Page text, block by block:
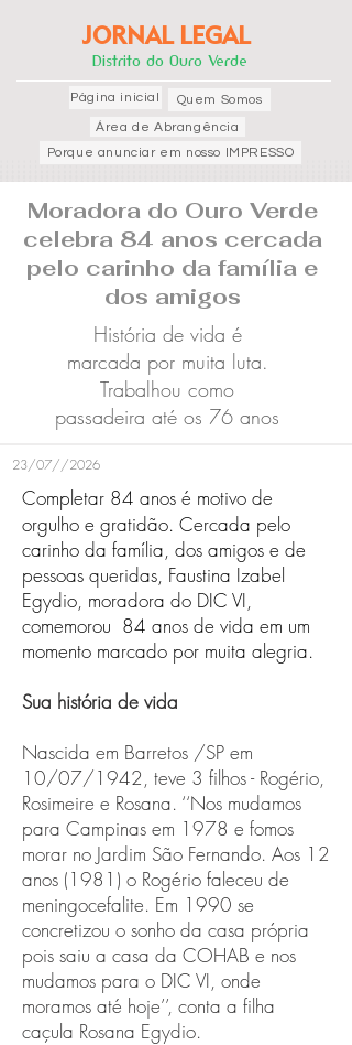
JORNAL LEGAL
Distrito do Ouro Verde
Página inicial
Porque anunciar em nosso IMPRESSO
Área de Abrangência
Quem Somos
Moradora do Ouro Verde
celebra 84 anos cercada
pelo carinho da família e
dos amigos
História de vida é
marcada por muita luta.
Trabalhou como
passadeira até os 76 anos
23/07//2026
Completar 84 anos é motivo de
orgulho e gratidão. Cercada pelo
carinho da família, dos amigos e de
pessoas queridas, Faustina Izabel
Egydio, moradora do DIC VI,
comemorou 84 anos de vida em um
momento marcado por muita alegria.
Sua história de vida
Nascida em Barretos /SP em
10/07/1942, teve 3 filhos - Rogério,
Rosimeire e Rosana. ‘‘Nos mudamos
para Campinas em 1978 e fomos
morar no Jardim São Fernando. Aos 12
anos (1981) o Rogério faleceu de
meningocefalite. Em 1990 se
concretizou o sonho da casa própria
pois saiu a casa da COHAB e nos
mudamos para o DIC VI, onde
moramos até hoje’’, conta a filha
caçula Rosana Egydio.